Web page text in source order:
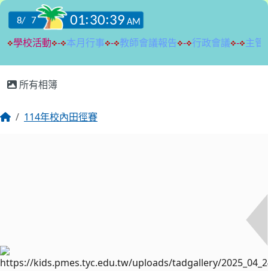
所有相簿
114年校內田徑賽